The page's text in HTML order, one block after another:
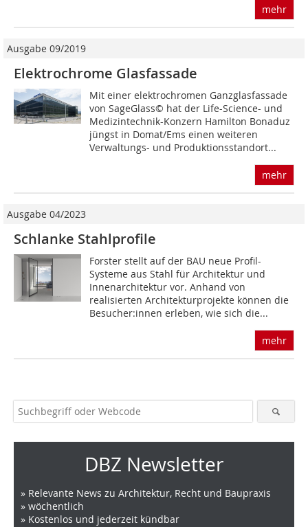
mehr
Ausgabe 09/2019
Elektrochrome Glasfassade
Mit einer elektrochromen Ganzglasfassade
von SageGlass© hat der Life-Science- und
Medizintechnik-Konzern Hamilton Bonaduz
jüngst in Domat/Ems einen weiteren
Verwaltungs- und Produktionsstandort...
mehr
Ausgabe 04/2023
Schlanke Stahlprofile
Forster stellt auf der BAU neue Profil-
Systeme aus Stahl für Architektur und
Innenarchitektur vor. Anhand von
realisierten Architekturprojekte können die
Besucher:innen erleben, wie sich die...
mehr
DBZ Newsletter
» Relevante News zu Architektur, Recht und Baupraxis
» wöchentlich
» Kostenlos und jederzeit kündbar